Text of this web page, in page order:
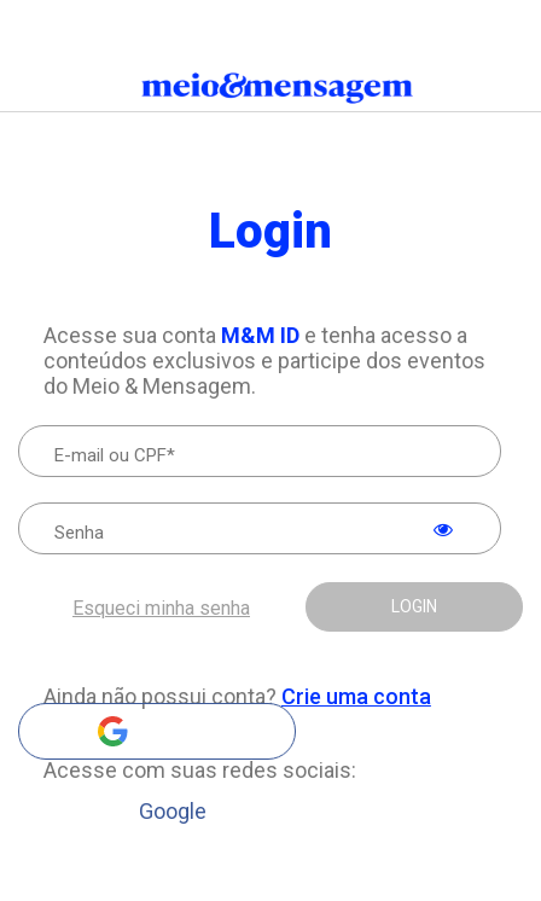
Login
Acesse sua conta M&M IDe tenha acesso a
conteúdos exclusivos e participe dos eventos
do Meio & Mensagem.
LOGIN
Esqueci minha senha
Ainda não possui conta? Crie uma conta
Acesse com suas redes sociais:
Google